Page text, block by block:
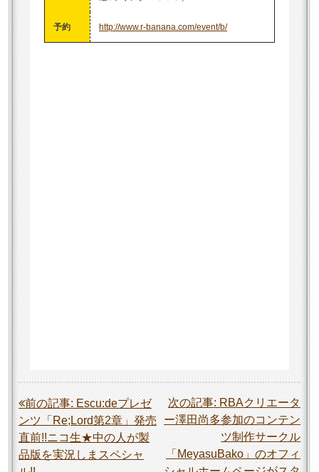
予約 http://www.r-banana.com/event/b/
投
稿
ナ
前の記事: Escu:deプレゼ
ンツ「Re;Lord第2章」発売
直前!!ニコ生★中の人が製
品版を実況しまスペシャ
次の記事: RBAクリエータ
ー澤田尚多参加のコンテン
ツ制作サークル
「MeyasuBako」のオフィ